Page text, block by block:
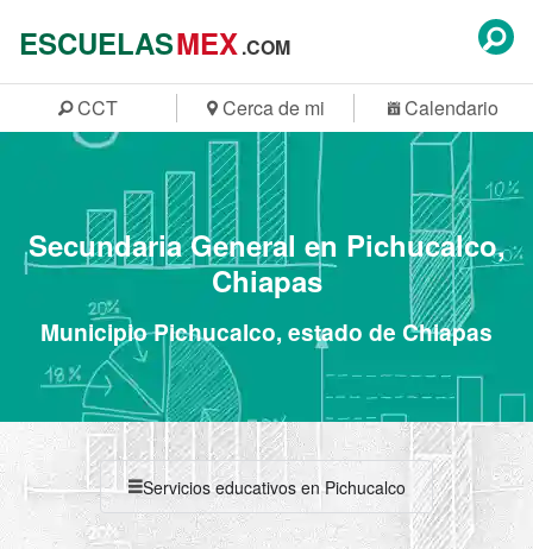
ESCUELASMEX.COM
CCT Cerca de mi Calendario
Secundaria General en Pichucalco,
Chiapas
Municipio Pichucalco, estado de Chiapas
Servicios educativos en Pichucalco